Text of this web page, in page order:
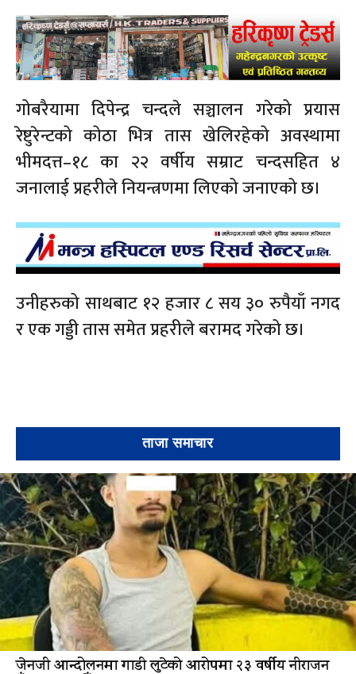
गोबरैयामा दिपेन्द्र चन्दले सञ्चालन गरेको प्रयास
रेष्टुरेन्टको कोठा भित्र तास खेलिरहेको अवस्थामा
भीमदत्त–१८ का २२ वर्षीय सम्राट चन्दसहित ४
जनालाई प्रहरीले नियन्त्रणमा लिएको जनाएको छ।
उनीहरुको साथबाट १२ हजार ८ सय ३० रुपैयाँ नगद
र एक गड्डी तास समेत प्रहरीले बरामद गरेको छ।
ताजा समाचार
जेनजी आन्दोलनमा गाडी लुटेको आरोपमा २३ वर्षीय नीराजन